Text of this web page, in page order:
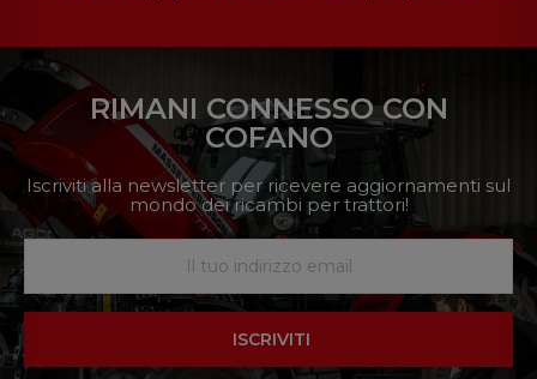
RIMANI CONNESSO CON
COFANO
Iscriviti alla newsletter per ricevere aggiornamenti sul
mondo dei ricambi per trattori!
ISCRIVITI